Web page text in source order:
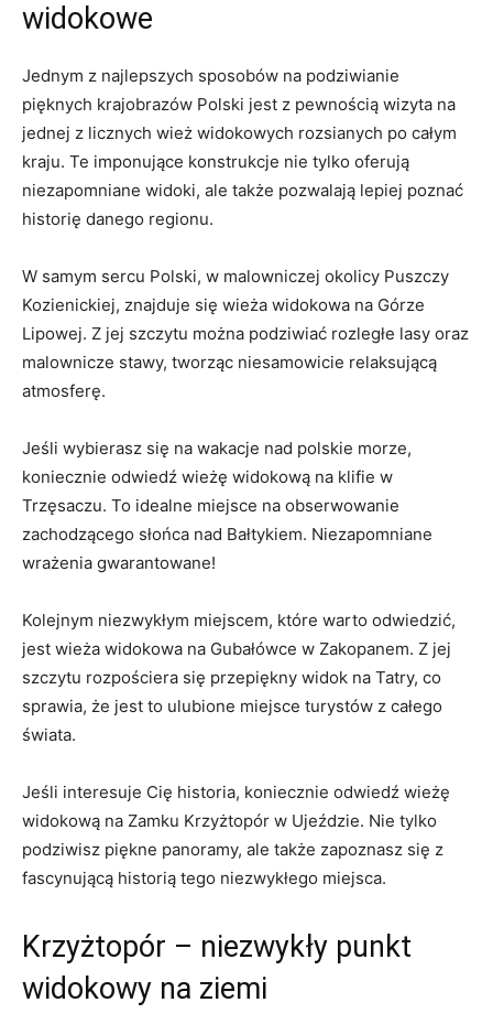
widokowe
Jednym ⁤z⁣ najlepszych sposobów na⁤ podziwianie
⁣pięknych krajobrazów Polski jest⁢ z pewnością wizyta na
⁣jednej z ‍licznych ‍wież widokowych rozsianych po całym⁤
kraju. ⁢Te⁣ imponujące konstrukcje nie ⁣tylko ​oferują
niezapomniane widoki, ale także ​pozwalają ​lepiej⁢ poznać
historię⁣ danego regionu.
W samym sercu Polski, w malowniczej okolicy Puszczy
Kozienickiej, znajduje się wieża widokowa ​na Górze⁤
Lipowej. Z jej szczytu można podziwiać rozległe lasy ‍oraz
malownicze stawy,⁣ tworząc niesamowicie relaksującą
atmosferę.
Jeśli wybierasz⁢ się ​na wakacje nad polskie morze,
koniecznie odwiedź wieżę widokową ⁣na klifie w
Trzęsaczu. To idealne miejsce na⁤ obserwowanie
zachodzącego słońca nad Bałtykiem. Niezapomniane
wrażenia gwarantowane!
Kolejnym⁣ niezwykłym miejscem, które warto odwiedzić,
jest wieża widokowa na Gubałówce ⁣w⁢ Zakopanem. Z jej⁣
szczytu rozpościera się przepiękny widok na Tatry, co
sprawia, że‌ jest to ulubione miejsce turystów z całego
świata.
Jeśli interesuje⁣ Cię historia, koniecznie odwiedź wieżę
‍widokową na Zamku ⁢Krzyżtopór ​w‌ Ujeździe. Nie tylko
podziwisz ‌piękne panoramy, ale także zapoznasz się z
fascynującą historią tego niezwykłego miejsca.
Krzyżtopór – ‍niezwykły punkt
widokowy ‌na ziemi